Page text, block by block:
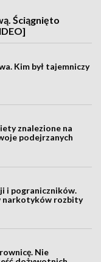
Ściągnięto
Kim był tajemniczy
znalezione na
podejrzanych
i pograniczników.
narkotyków rozbity
Nie